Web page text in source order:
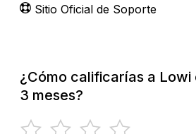
Sitio Oficial de Soporte
¿Cómo calificarías a Lowi
3 meses?